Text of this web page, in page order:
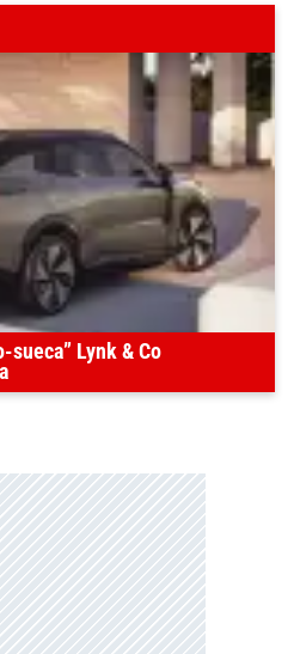
sueca” Lynk & Co